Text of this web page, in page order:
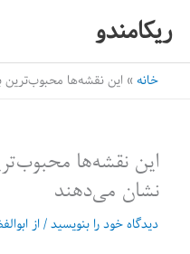
ریکامندو
خانه این نقشه‌ها
این نقشه‌ها
نشان می‌دهند
دیدگاه‌ خود را بنویسید/ از